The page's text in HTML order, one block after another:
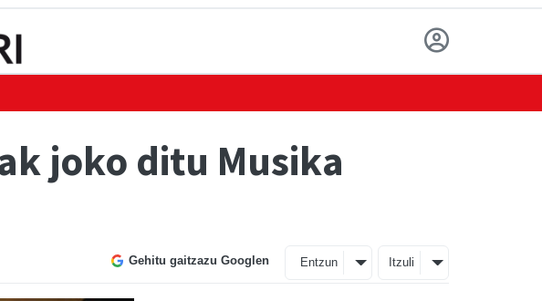
joko ditu Musika
Gehitu gaitzazu Googlen Entzun Itzuli